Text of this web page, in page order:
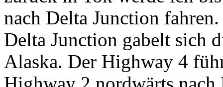
nach Delta Junction
Delta Junction gabelt sich
Alaska. Der Highway 4